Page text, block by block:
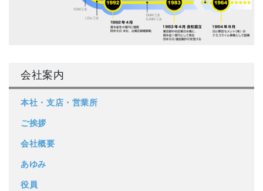
会社案内
本社・支店・営業所
ご挨拶
会社概要
あゆみ
役員